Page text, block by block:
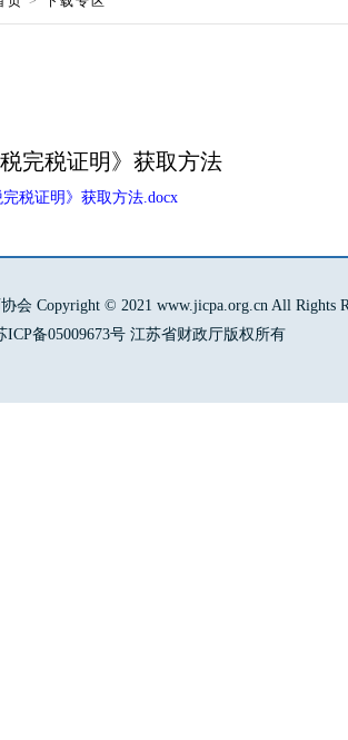
税证明》获取方法
完税证明》获取方法.docx
会 Copyright © 2021 www.jicpa.org.cn All Rights
ICP备05009673号 江苏省财政厅版权所有